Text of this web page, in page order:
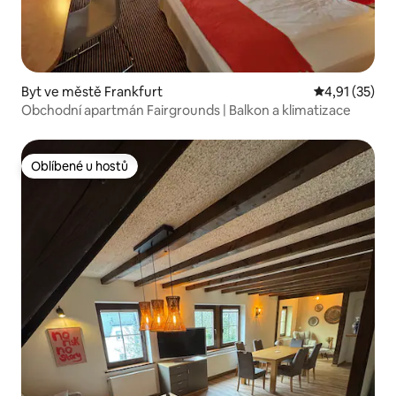
Byt ve městě Frankfurt Průměrné
4,91 (35)
Obchodní apartmán Fairgrounds | Balkon a klimatizace
Oblíbené u hostů
Oblíbené u hostů